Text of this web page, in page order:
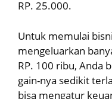
RP. 25.000.
Untuk memulai
mengeluarkan
RP. 100 ribu, Anda
gain-nya sedikit
bisa mengatur